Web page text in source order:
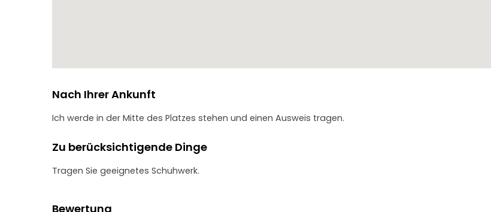
Nach Ihrer Ankunft
Ich werde in der Mitte des Platzes stehen und einen Ausweis tragen.
Zu berücksichtigende Dinge
Tragen Sie geeignetes Schuhwerk.
Bewertung